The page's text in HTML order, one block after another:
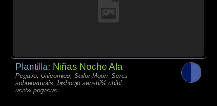
Plantilla: Niñas Noche Ala
Pegaso, Unicornios, Sailor Moon, Seres
sobrenaturais, bishoujo senshi% chibi
usa% pegasus